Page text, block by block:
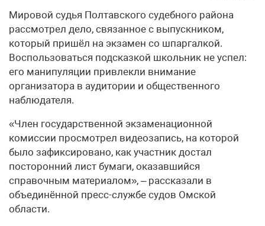
Мировой судья Полтавского судебного района
рассмотрел дело, связанное с выпускником,
который пришёл на экзамен со шпаргалкой.
Воспользоваться подсказкой школьник не успел:
его манипуляции привлекли внимание
организатора в аудитории и общественного
наблюдателя.
«Член государственной экзаменационной
комиссии просмотрел видеозапись, на которой
было зафиксировано, как участник достал
посторонний лист бумаги, оказавшийся
справочным материалом», – рассказали в
объединённой пресс-службе судов Омской
области.